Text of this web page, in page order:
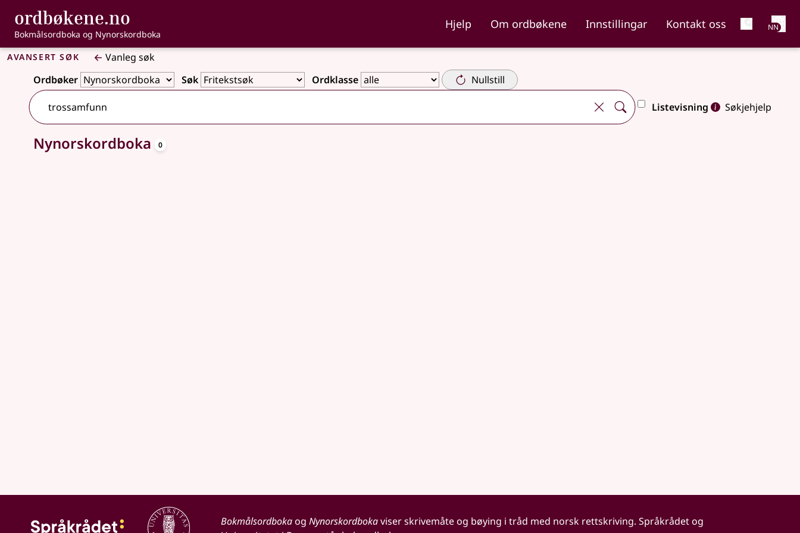
Gå til hovudinnhald
Tilgjenge
ordbøkene.no , Bokmålsordboka og Nynorskordboka
Bokmålsordboka og Nynorskordboka
Hjelp Om ordbøkene Innstillingar Kontakt oss NN
Avansert søk
Vanleg søk
Ordbøker
Søk Ordklasse Nullstill
Listevisning Søkjehjelp
Ingen treff
Nynorskordboka 0
Bokmålsordbokaog Nynorskordbokaviser skrivemåte og bøying i tråd med norsk rettskriving. Språkrådet og